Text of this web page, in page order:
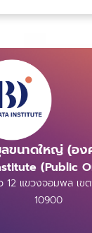
ขนาดใหญ่ (อง
(Public
12 แขวงจอมพล เข
10900